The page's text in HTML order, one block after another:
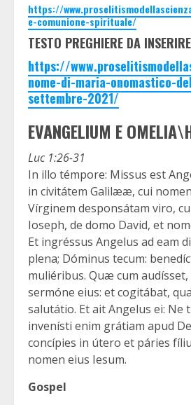
https://
e-comunione-spirituale/
TESTO PREGHIERE DA
https://
nome-di-maria-onomastico-
settembre-2021/
EVANGELIUM E
Luc 1:26-31
In illo témpore: Missus est
in civitátem Galilææ, cui
Vírginem desponsátam viro,
Ioseph, de domo David, et
Et ingréssus Angelus ad eam
plena; Dóminus tecum:
muliéribus. Quæ cum
sermóne eius: et cogitábat,
salutátio. Et ait Angelus ei: Ne
invenísti enim grátiam apud
concípies in útero et páries
nomen eius Iesum.
Gospel